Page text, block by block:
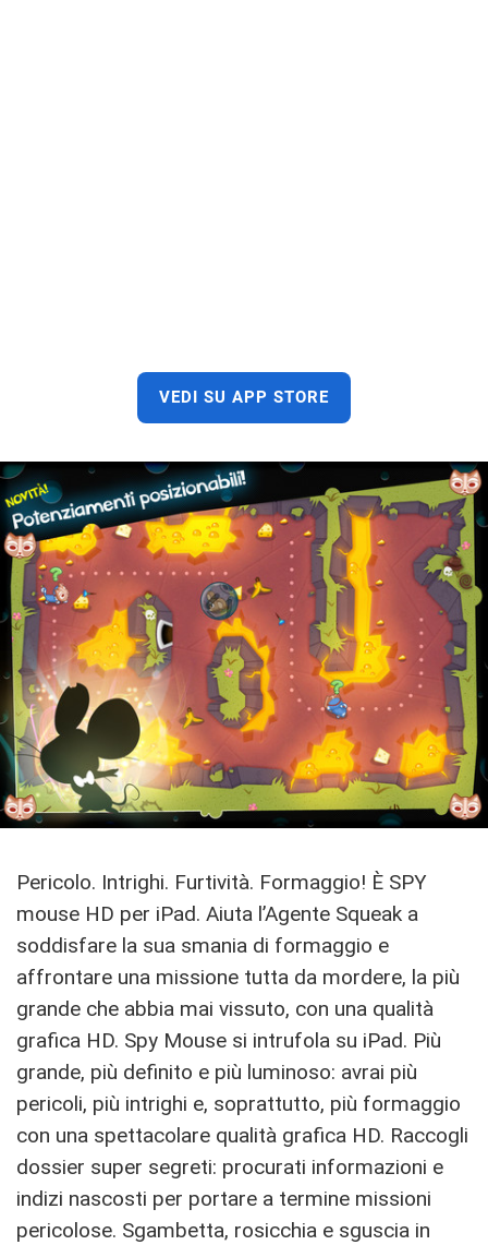
VEDI SU APP STORE
Pericolo. Intrighi. Furtività. Formaggio! È SPY
mouse HD per iPad. Aiuta l’Agente Squeak a
soddisfare la sua smania di formaggio e
affrontare una missione tutta da mordere, la più
grande che abbia mai vissuto, con una qualità
grafica HD. Spy Mouse si intrufola su iPad. Più
grande, più definito e più luminoso: avrai più
pericoli, più intrighi e, soprattutto, più formaggio
con una spettacolare qualità grafica HD. Raccogli
dossier super segreti: procurati informazioni e
indizi nascosti per portare a termine missioni
pericolose. Sgambetta, rosicchia e sguscia in